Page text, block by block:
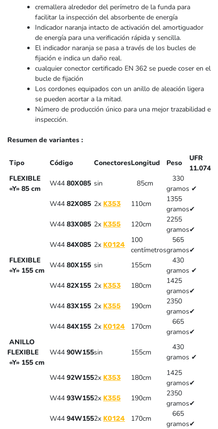
cremallera alrededor del perímetro de la funda para
facilitar la inspección del absorbente de energía
Indicador naranja intacto de activación del amortiguador
de energía para una verificación rápida y sencilla.
El indicador naranja se pasa a través de los bucles de
fijación e indica un daño real.
cualquier conector certificado EN 362 se puede coser en el
bucle de fijación
Los cordones equipados con un anillo de aleación ligera
se pueden acortar a la mitad.
Número de producción único para una mejor trazabilidad e
inspección.
Resumen de variantes :
Tipo Código ConectoresLongitud Peso
UFR
11.074
FLEXIBLE
«Y» 85 cm
W44 80X085 sin 85cm
330
gramos ✔
W44 82X085 2x K353 110cm
1355
gramos✔
W44 83X085 2x K355 120cm
2255
gramos✔
W44 84X085 2x K0124
100
centímetros
565
gramos✔
FLEXIBLE
«Y» 155 cm
W44 80X155 sin 155cm
430
gramos ✔
W44 82X155 2x K353 180cm
1425
gramos✔
W44 83X155 2x K355 190cm
2350
gramos✔
W44 84X155 2x K0124 170cm
665
gramos✔
ANILLO
FLEXIBLE
«Y» 155 cm
W44 90W155sin 155cm
430
gramos ✔
W44 92W1552x K353 180cm
1425
gramos✔
W44 93W1552x K355 190cm
2350
gramos✔
W44 94W1552x K0124 170cm
665
gramos✔